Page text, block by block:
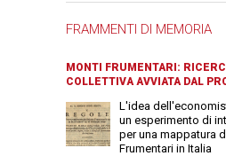
FRAMMENTI DI MEMORIA
MONTI FRUMENTARI:
COLLETTIVA AVVIATA DAL
L'idea
un esperimento di
per una mappatura
Frumentari in Italia